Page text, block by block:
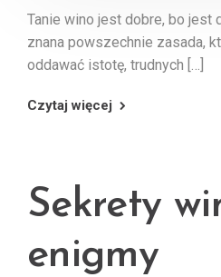
Tanie wino jest dobre, bo jest
znana powszechnie zasada,
oddawać istotę, trudnych […]
Czytaj więcej
Sekrety
enigmy